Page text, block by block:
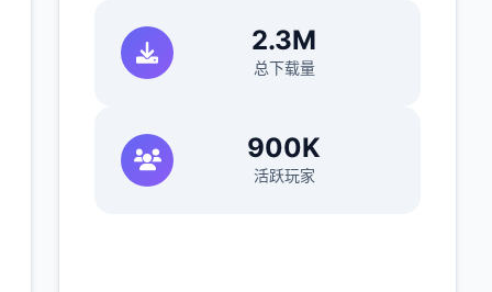
2.3M
总下载量
900K
活跃玩家